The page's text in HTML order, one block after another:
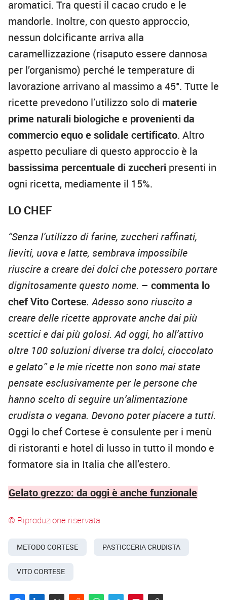
aromatici. Tra questi il cacao crudo e le
mandorle. Inoltre, con questo approccio,
nessun dolcificante arriva alla
caramellizzazione (risaputo essere dannosa
per l’organismo) perché le temperature di
lavorazione arrivano al massimo a 45°. Tutte le
ricette prevedono l’utilizzo solo di materie
prime naturali biologiche e provenienti da
commercio equo e solidale certificato. Altro
aspetto peculiare di questo approccio è la
bassissima percentuale di zuccheri presenti in
ogni ricetta, mediamente il 15%.
LO CHEF
“Senza l’utilizzo di farine, zuccheri raffinati,
lieviti, uova e latte, sembrava impossibile
riuscire a creare dei dolci che potessero portare
dignitosamente questo nome. – commenta lo
chef Vito Cortese. Adesso sono riuscito a
creare delle ricette approvate anche dai più
scettici e dai più golosi. Ad oggi, ho all’attivo
oltre 100 soluzioni diverse tra dolci, cioccolato
e gelato” e le mie ricette non sono mai state
pensate esclusivamente per le persone che
hanno scelto di seguire un’alimentazione
crudista o vegana. Devono poter piacere a tutti.
Oggi lo chef Cortese è consulente per i menù
di ristoranti e hotel di lusso in tutto il mondo e
formatore sia in Italia che all’estero.
Gelato grezzo: da oggi è anche funzionale
© Riproduzione riservata
METODO CORTESE PASTICCERIA CRUDISTA
VITO CORTESE